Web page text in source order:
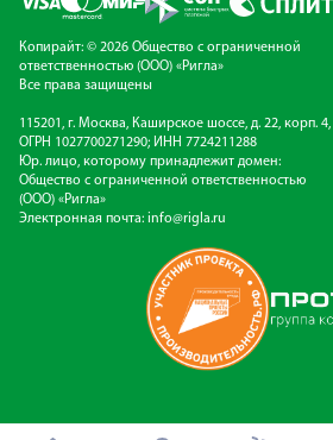
Копирайт: © 2026 Общество с ограниченной
ответственностью (ООО) «Ригла»
Все права защищены
115201, г. Москва, Каширское шоссе, д. 22, корп. 4,
ОГРН 1027700271290; ИНН 7724211288
Юр. лицо, которому принадлежит домен:
Общество с ограниченной ответственностью
(ООО) «Ригла»
Электронная почта: info@rigla.ru